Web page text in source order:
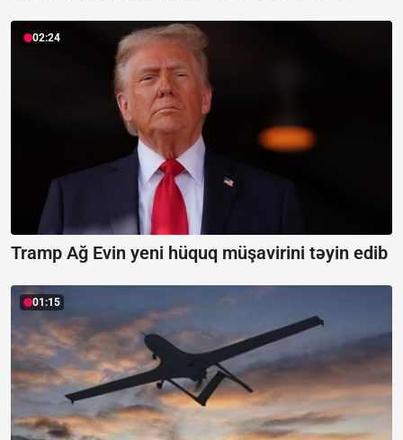
02:24
Tramp Ağ Evin yeni hüquq müşavirini təyin edib
01:15